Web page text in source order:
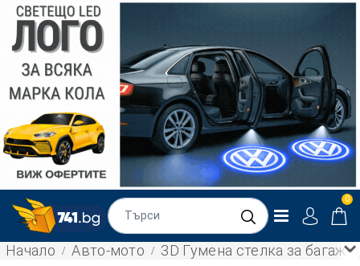
0
Начало Авто-мото 3D Гумена стелка за